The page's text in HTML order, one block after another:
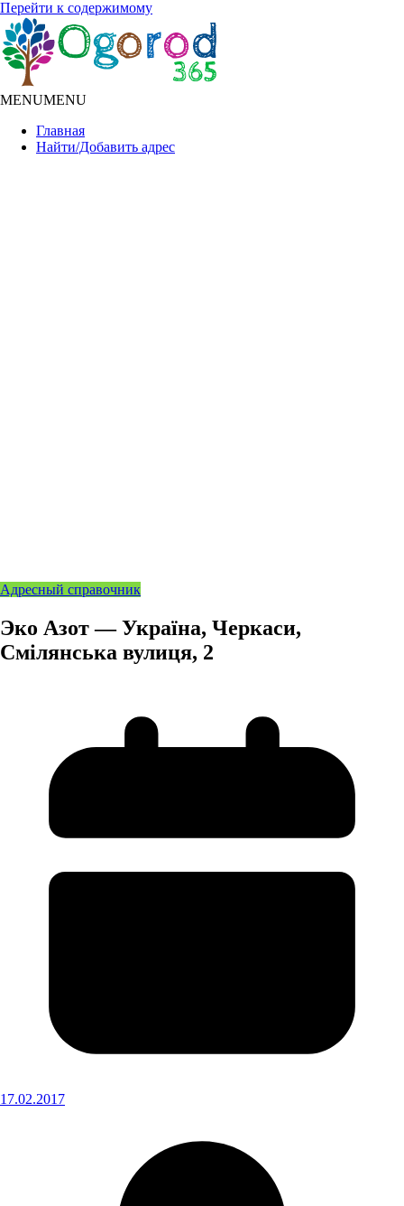
Перейти к содержимому
MENUMENU
Главная
Найти/Добавить адрес
Адресный справочник
Эко Азот — Україна, Черкаси,
Смілянська вулиця, 2
17.02.2017